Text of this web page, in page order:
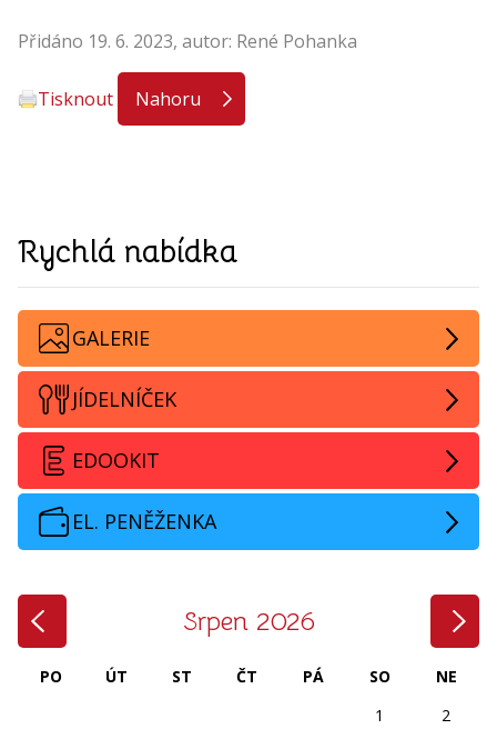
Přidáno 19. 6. 2023, autor: René Pohanka
Tisknout Nahoru
Rychlá nabídka
GALERIE
JÍDELNÍČEK
EDOOKIT
EL. PENĚŽENKA
Srpen 2026
PO ÚT ST ČT PÁ SO
NE
1
2